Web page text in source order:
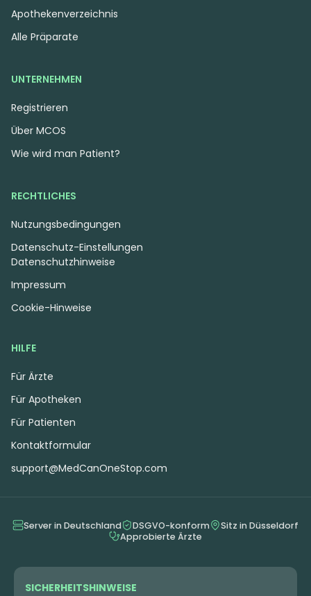
Apothekenverzeichnis
Alle Präparate
UNTERNEHMEN
Registrieren
Über MCOS
Wie wird man Patient?
HILFE
Für Ärzte
Für Apotheken
Für Patienten
Kontaktformular
support@MedCanOneStop.com
RECHTLICHES
Nutzungsbedingungen
Datenschutzhinweise
Impressum
Cookie-Hinweise
Datenschutz-Einstellungen
Server in Deutschland DSGVO-konform
Sitz in Düsseldorf
Approbierte Ärzte
SICHERHEITSHINWEISE